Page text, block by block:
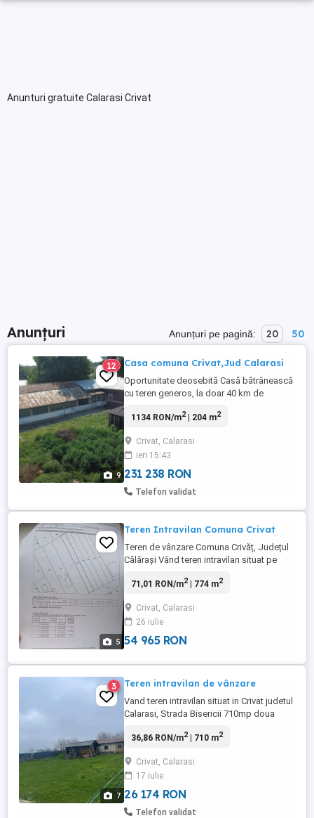
Anunturi gratuite Calarasi Crivat
Anunțuri Anunțuri pe pagină: 20 50
9
12 Casa comuna Crivat,Jud Calarasi
Oportunitate deosebită Casă bătrânească
cu teren generos, la doar 40 km de
aproape de oraș, dar cu aer de vacanță la
doar 40 km de București, te așteaptă o
proprietate cu potențial uriaș: -Casă
bătrânească spațioasă(204m), ...
1134 RON/m2| 204 m2
Crivat, Calarasi
ieri 15:43
231 238 RON
Telefon validat
5
Teren Intravilan Comuna Crivat
Teren de vânzare Comuna Crivăț, Județul
Călărași Vând teren intravilan situat pe
Călărași, cu suprafața de 774 mp. Terenul
curte - Curent electric la poartă - Zonă
liniștită, ideală pentru casă de vacanță sau
...
71,01 RON/m2| 774 m2
Crivat, Calarasi
26 iulie
54 965 RON
7
3 Teren intravilan de vânzare
Vand teren intravilan situat in Crivat judetul
Calarasi, Strada Bisericii 710mp doua
asfaltata, neracordat la utilitati, apa si
36,86 RON/m2| 710 m2
Crivat, Calarasi
17 iulie
26 174 RON
Telefon validat